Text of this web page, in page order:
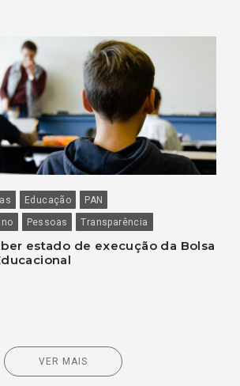
Educação
PAN
Pessoas Transparência
estado de execução da Bolsa
VER MAIS